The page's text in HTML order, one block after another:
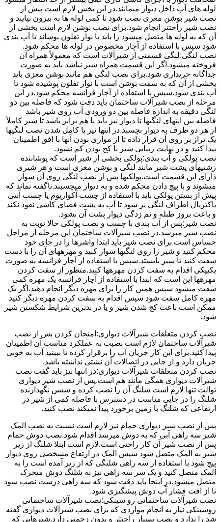
لوله های آب داخل دیوار میمانند.در این بخش لازم است پیش از
نصب شیر بوشن مغزی نصب شود تا کمی لوله ها به بیرون بیایند و
نصب شیر راحتتر انجام شود.برای نصب بوشن لازم است بخشی از
آن که به لوله ها متصل میشود را باید با نوار تفلون پوشاند تا آب بندی
شود سپس با استفاده از آچار مخصوص در لوله ها محکم شود.
نصب لنگی:لنگی قسمتی از شیرآلات است که معمولاً همراه آن
فروخته میشود.اگر این قسمت همراه شیر نباشد باید به صورت
جداگانه خریداری شود.برای نصب لنگی هم مانند بوشن مغزی باید
بخشی از آن که به سمت بوشن است با نوار تفلون پوشیده شود تا
آب بندی شود.سپس با استفاده از آچار فرانسه محکم شود.در این
مرحله از نصب شیرآلات ساختمان باید دقت شود که فاصله بین دو
لنگی دقیقه به اندازه فاصله بین دو ورودی آب روی شیر باشد
فاصله بین انتهای لنگیها تا دیوار نیز باید با هم برابر باشد تا شیر کاملاً
از هر دو طرف به دیوار بچسبد.در انتها نیز با کامل شدن نصب لنگیها
یک تراز بر روی آن قرار داده تا از موازی بودن آنها با افق اطمینان
پیدا کنید و در نهایت زیبایی شیر با کج بودن کم نشود.
نصب پولکی و آب بندی:پولکی بخشی از شیر است که پوشاننده
زشتیهای پشت شیر مانند لنگی و بوشن مغزی است و هر شیری
دارای این قسمت است.پولکیها پس از نصب لنگی روی آن سوار
میشوند و با پیچ دادن محکم شده و به دیوار میچسبند.ناگفته نماند که
پیش از بستن پولکی باید با استفاده از چسب آکواریوم یا چسب آنتی
باکتریال اطراف لنگی پر شود تا آب به پشت فضای کاشی نفوذ نکند
و باعث بروز طبله و نم زدگی دیوار پشت آن نشود.
نصب شیر:پس از آب بندی با چسب و نصب پولکی حالا نوبت به
نصب شیر میرسد.در نصب شیرآلات ساختمان این مرحله از مراحل
حساس است.برای نصب شیر باید ابتدا واشرها را در جای خود
محکم کنید و شیر را روی لنگیها سوار کنید و مهرههای آن را با دست
سفت کنید تا شیر بایستد.سپس با استفاده از آچار فرانسه به صورت
یکییکی اقدام به سفت کردن مهرهها کنید.منظور از سفت کردن
مهرهها این است که ابتدا با استفاده از آچار فرانسه یک مهره کمی
سفت میشود سپس همین کار را برای مهره دیگر انجام دهید.اگر یک
مهره کامل سفت شود سپس اقدام به سفت کردن مهره دیگر کنید
ممکن است باعث کج شدن شیر و یا در بدترین شرایط شکستن شیر
شود.
نصب کردن متعلقات شیرآلات دیواری:امتحان کردن پس از نصب
شیرآلات ساختمان لازم است نصبت به عملکرد مناسب آن اطمینان
پیدا کنید.برای این کار جریان آب را برقرار کرده تا ببینید آب به خوبی
جریان دارد و از جایی در اتصالات آن نشتی نداشته باشد.
نصب کردن متعلقات شیرآلات دیواری:در انتها نیز باید گفت نصب
شیرآلات دیواری همگی مانند هم است.پس از نصب شیر دیواری
توالت تنها لازم است شلنگ آن را نصب کرده و سپس نگهدارنده
شلنگ را در جایی مناسب در دسترس با فاصله کمی از شیر در
ارتفاعی که شلنگ با زمین برخورد پیدا نمیکند نصب کنید.
پس از نصب شیر دیواری حمام نیز لازم است نسبت به نصب المک
شیر سه راهی آبی که به دوش میرسد اقدام شود.نصب دوش حمام
پس از نصب شیر آن کار راحتی است.لازم است ابتلا شلنگ از زیر
شیر به المک متصل شود سپس المک در ارتفاع مشخصی روی دیوار
پیچ شود با استفاده از سه راهی شلنگی که از زیر آمده است را به
المک متصل کنید و یک سر سه راهی نیز به شلنگ دوش متحرک
متصل میشود.در اینجا باید دقت شود که سه راهی درست نصب شود
تا از افت فشار آب دوش پیشگیری شود.
نصب شیرآلات ساختمانی رو سینکی:نصب شیرآلات ساختمانی
روسینکی نیاز به انجام مواردی که برای نصب شیرآلات دیواری گفته
شد را ندارد و نصب بسیار راحتتر و بدون زحمتی دارد.شیرهایی که